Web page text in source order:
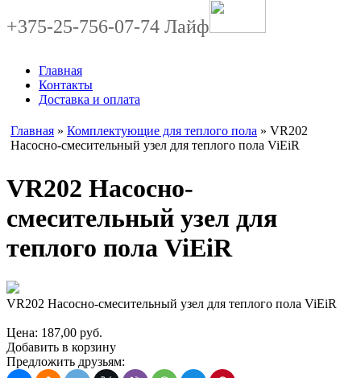
+375-25-756-07-74 Лайф
Главная
Контакты
Доставка и оплата
Главная » Комплектующие для теплого пола » VR202
Насосно-смесительный узел для теплого пола ViEiR
VR202 Насосно-
смесительный узел для
теплого пола ViEiR
VR202 Насосно-смесительный узел для теплого пола ViEiR
Цена: 187,00 руб.
Добавить в корзину
Предложить друзьям: